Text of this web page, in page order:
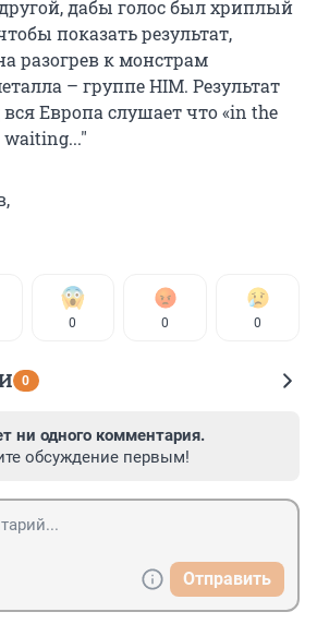
дабы голос был хриплый
показать результат,
разогрев к монстрам
– группе HIM. Результат
Европа слушает что «in the
waiting..."
0 0 0
0
ни одного комментария.
обсуждение первым!
Отправить